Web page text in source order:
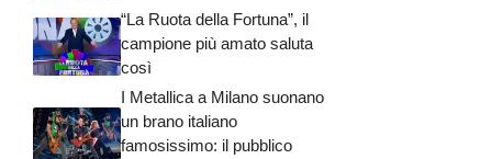
“La Ruota della Fortuna”, il
campione più amato saluta
così
I Metallica a Milano suonano
un brano italiano
famosissimo: il pubblico